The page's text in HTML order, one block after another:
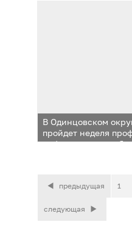
В Одинцовском
пройдет неделя
инфекционных
предыдущая 1
следующая